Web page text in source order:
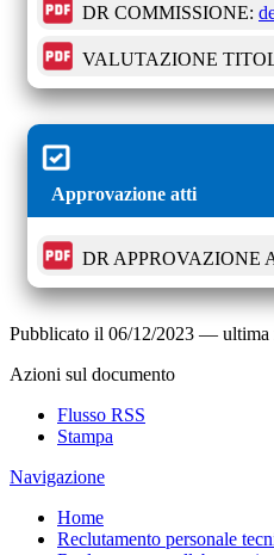
DR COMMISSIONE:
VALUTAZIONE
Approvazione atti
DR APPROVAZIONE
Pubblicato il 06/12/2023 — ultima
Azioni sul documento
Flusso RSS
Stampa
Navigazione
Home
Reclutamento personale